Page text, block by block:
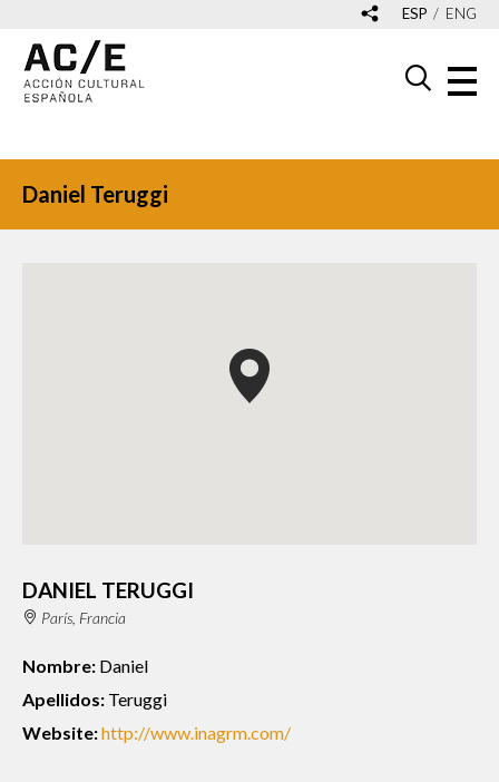
ESP ENG
Daniel Teruggi
DANIEL TERUGGI
París, Francia
Nombre: Daniel
Apellidos: Teruggi
Website:http://www.inagrm.com/